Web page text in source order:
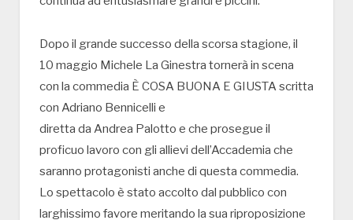
Dopo il grande successo della scorsa stagione, il
10 maggio Michele La Ginestra tornerà in scena
con la commedia È COSA BUONA E GIUSTA scritta
con Adriano Bennicelli e
diretta da Andrea Palotto e che prosegue il
proficuo lavoro con gli allievi dell’Accademia che
saranno protagonisti anche di questa commedia.
Lo spettacolo è stato accolto dal pubblico con
larghissimo favore meritando la sua riproposizione